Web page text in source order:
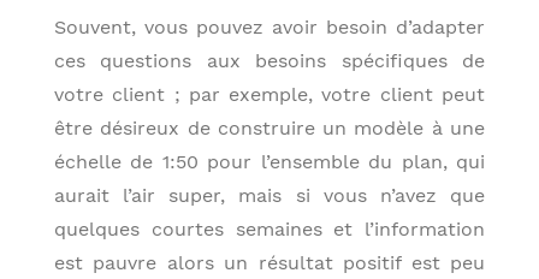
Souvent, vous pouvez avoir besoin d’adapter
ces questions aux besoins spécifiques de
votre client ; par exemple, votre client peut
être désireux de construire un modèle à une
échelle de 1:50 pour l’ensemble du plan, qui
aurait l’air super, mais si vous n’avez que
quelques courtes semaines et l’information
est pauvre alors un résultat positif est peu